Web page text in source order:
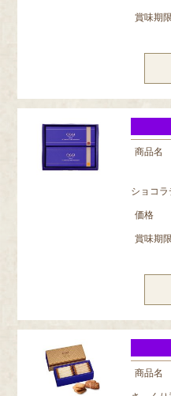
賞味期限
商品名
ショコ
価格
賞味期限
商品名